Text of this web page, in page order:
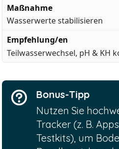
Wasserwerte stabilisieren
Teilwasserwechsel, pH & KH
Bonus-Tipp
Nutzen Sie
Tracker (z. B.
Testkits), um